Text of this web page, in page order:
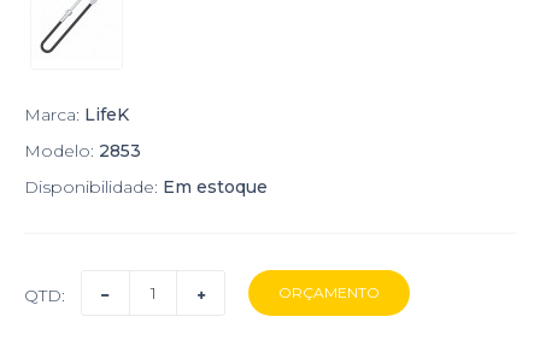
Marca: LifeK
Modelo: 2853
Disponibilidade: Em estoque
QTD: